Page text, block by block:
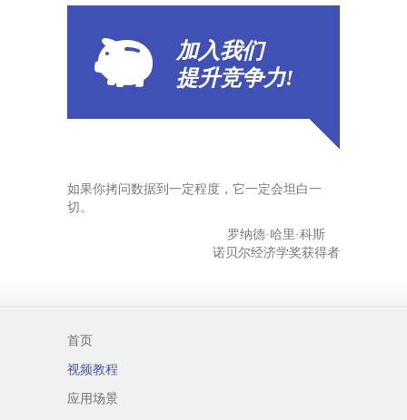
加入我们
提升竞争力!
如果你拷问数据到一定程度，它一定会坦白一
切。
罗纳德·哈里·科斯
诺贝尔经济学奖获得者
首页
视频教程
应用场景